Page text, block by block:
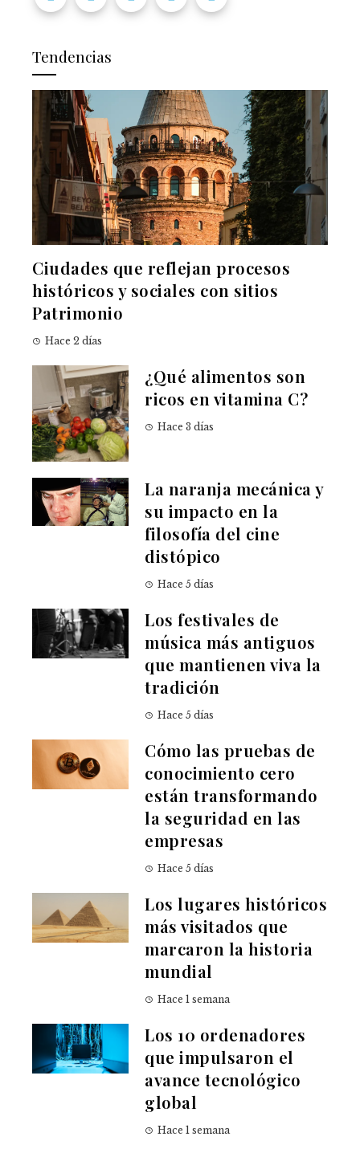
Tendencias
Ciudades que reflejan procesos
históricos y sociales con sitios
Patrimonio
Hace 2 días
¿Qué alimentos son
ricos en vitamina C?
Hace 3 días
La naranja mecánica y
su impacto en la
filosofía del cine
distópico
Hace 5 días
Los festivales de
música más antiguos
que mantienen viva la
tradición
Hace 5 días
Cómo las pruebas de
conocimiento cero
están transformando
la seguridad en las
empresas
Hace 5 días
Los lugares históricos
más visitados que
marcaron la historia
mundial
Hace 1 semana
Los 10 ordenadores
que impulsaron el
avance tecnológico
global
Hace 1 semana